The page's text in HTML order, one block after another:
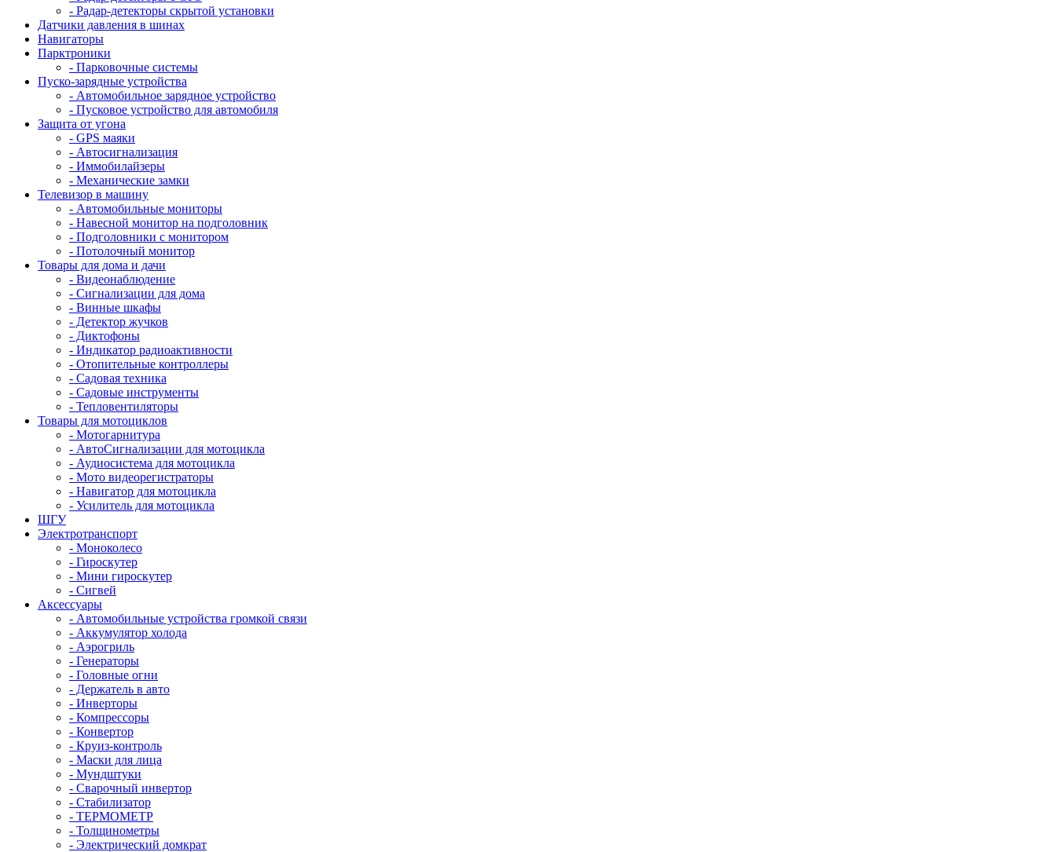
- Радар-детекторы скрытой установки
Датчики давления в шинах
Навигаторы
Парктроники
- Парковочные системы
Пуско-зарядные устройства
- Автомобильное зарядное устройство
- Пусковое устройство для автомобиля
Защита от угона
- GPS маяки
- Автосигнализация
- Иммобилайзеры
- Механические замки
Телевизор в машину
- Автомобильные мониторы
- Навесной монитор на подголовник
- Подголовники с монитором
- Потолочный монитор
Товары для дома и дачи
- Видеонаблюдение
- Сигнализации для дома
- Винные шкафы
- Детектор жучков
- Диктофоны
- Индикатор радиоактивности
- Отопительные контроллеры
- Садовая техника
- Садовые инструменты
- Тепловентиляторы
Товары для мотоциклов
- Mотогарнитура
- АвтоСигнализации для мотоцикла
- Аудиосистема для мотоцикла
- Мото видеорегистраторы
- Навигатор для мотоцикла
- Усилитель для мотоцикла
ШГУ
Электротранспорт
- Mоноколесо
- Гироскутер
- Мини гироскутер
- Сигвей
Аксессуары
- Автомобильные устройства громкой связи
- Аккумулятор холода
- Аэрогриль
- Генераторы
- Головные огни
- Держатель в авто
- Инверторы
- Компрессоры
- Конвертор
- Круиз-контроль
- Маски для лица
- Мундштуки
- Сварочный инвертор
- Стабилизатор
- ТЕРМОМЕТР
- Толщинометры
- Электрический домкрат